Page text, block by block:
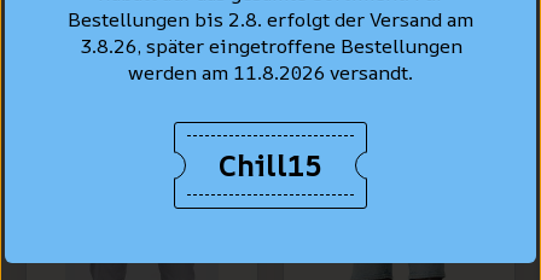
CHF 129.90
Bestellungen bis 2.8. erfolgt der Versand am
3.8.26, später eingetroffene Bestellungen
werden am 11.8.2026 versandt.
Chill15